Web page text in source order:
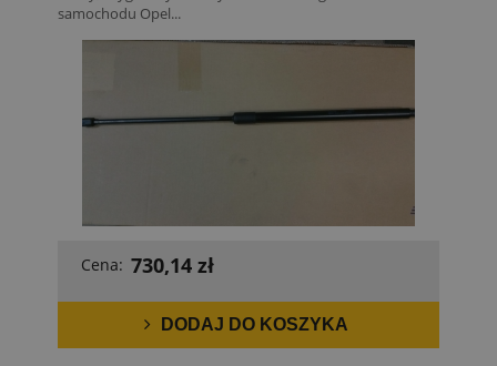
samochodu Opel...
Cena: 730,14 zł
DODAJ DO KOSZYKA